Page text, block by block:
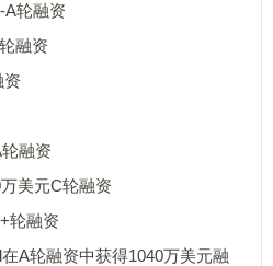
A轮融资
融资
资
融资
美元C轮融资
轮融资
A轮融资中获得1040万美元融